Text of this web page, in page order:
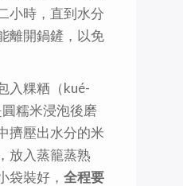
小時，直到水分
離開鍋鏟，以免
入粿粞（kué-
糯米浸泡後磨
擠壓出水分的米
放入蒸籠蒸熟
袋裝好， 全程要